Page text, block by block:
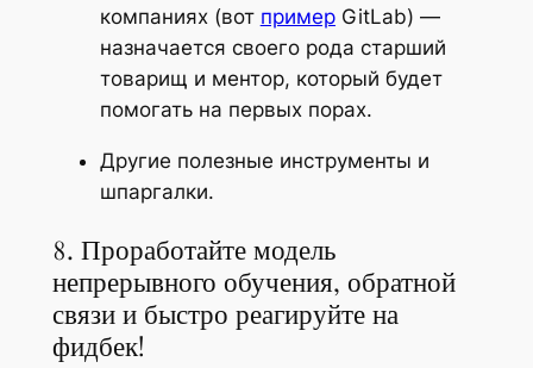
компаниях (вот примерGitLab) —
назначается своего рода старший
товарищ и ментор, который будет
помогать на первых порах.
Другие полезные инструменты и
шпаргалки.
8. Проработайте модель
непрерывного обучения, обратной
связи и быстро реагируйте на
фидбек!